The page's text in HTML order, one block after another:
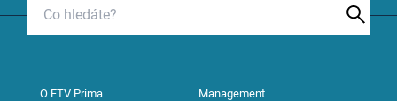
O FTV Prima Management